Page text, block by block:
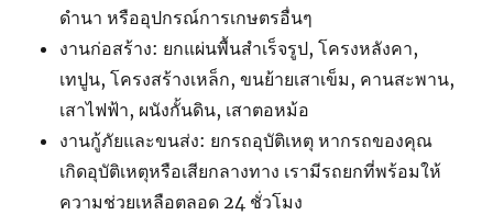
ดำนา หรืออุปกรณ์การเกษตรอื่นๆ
งานก่อสร้าง: ยกแผ่นพื้นสำเร็จรูป, โครงหลังคา,
เทปูน, โครงสร้างเหล็ก, ขนย้ายเสาเข็ม, คานสะพาน,
เสาไฟฟ้า, ผนังกั้นดิน, เสาตอหม้อ
งานกู้ภัยและขนส่ง: ยกรถอุบัติเหตุ หากรถของคุณ
เกิดอุบัติเหตุหรือเสียกลางทาง เรามีรถยกที่พร้อมให้
ความช่วยเหลือตลอด 24 ชั่วโมง